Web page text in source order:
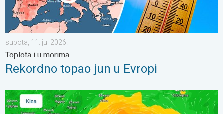
subota, 11. jul 2026.
Toplota i u morima
Rekordno topao jun u Evropi
Supertajfun Bavi preti Tajvanu. Moguće do 1000mm kiše. . .